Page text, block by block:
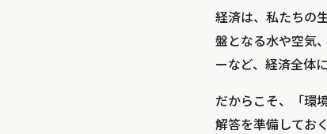
経済は、私たちの
盤となる水や空気
ーなど、経済全体
だからこそ、「環
解答を準備してお